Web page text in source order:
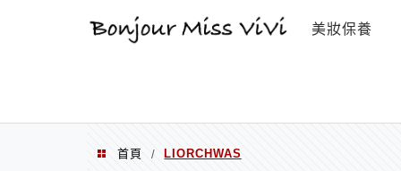
美妝保養
首頁 / LIORCHWAS